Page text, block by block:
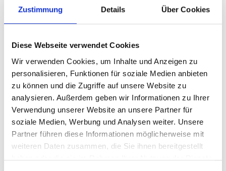
Zustimmung Details Über Cookies
Diese Webseite verwendet Cookies
Wir verwenden Cookies, um Inhalte und Anzeigen zu
personalisieren, Funktionen für soziale Medien anbieten
zu können und die Zugriffe auf unsere Website zu
analysieren. Außerdem geben wir Informationen zu Ihrer
Verwendung unserer Website an unsere Partner für
soziale Medien, Werbung und Analysen weiter. Unsere
Partner führen diese Informationen möglicherweise mit
weiteren Daten zusammen, die Sie ihnen bereitgestellt
haben oder die sie im Rahmen Ihrer Nutzung der Dienste
11/ 2025 | Bericht
Strategic Enablers for a Sustainable
and Competitive Economy
Englisch (PDF, 7 MB)